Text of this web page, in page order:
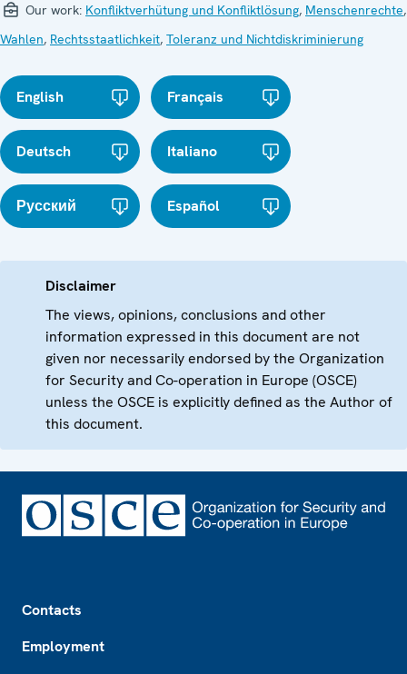
Our work: Konfliktverhütung und Konfliktlösung, Menschenrechte,
Wahlen, Rechtsstaatlichkeit, Toleranz und Nichtdiskriminierung
English Français
Deutsch Italiano
Русский Español
Disclaimer
The views, opinions, conclusions and other
information expressed in this document are not
given nor necessarily endorsed by the Organization
for Security and Co-operation in Europe (OSCE)
unless the OSCE is explicitly defined as the Author of
this document.
Contacts
Employment